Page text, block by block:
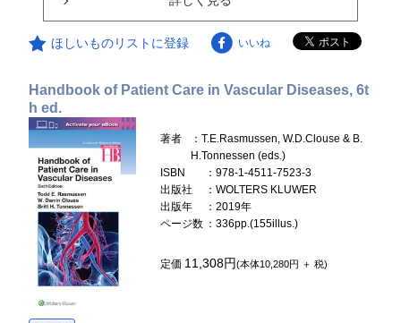
ほしいものリストに登録 いいね
Handbook of Patient Care in Vascular Diseases, 6t
h ed.
著者
：T.E.Rasmussen, W.D.Clouse & B.
H.Tonnessen (eds.)
ISBN
：978-1-4511-7523-3
出版社
：WOLTERS KLUWER
出版年
：2019年
ページ数 ：336pp.(155illus.)
定価 11,308円(本体10,280円 ＋ 税)